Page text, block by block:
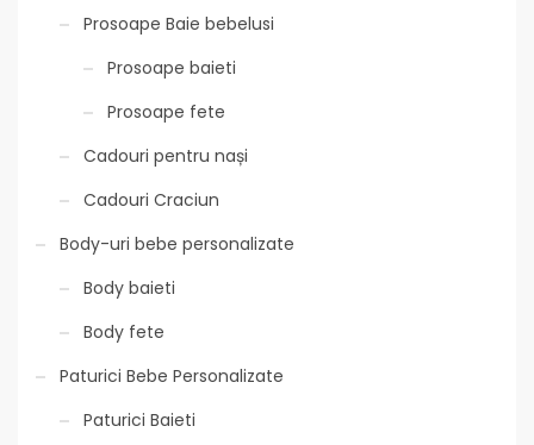
Prosoape Baie bebelusi
Prosoape baieti
Prosoape fete
Cadouri pentru nași
Cadouri Craciun
Body-uri bebe personalizate
Body baieti
Body fete
Paturici Bebe Personalizate
Paturici Baieti